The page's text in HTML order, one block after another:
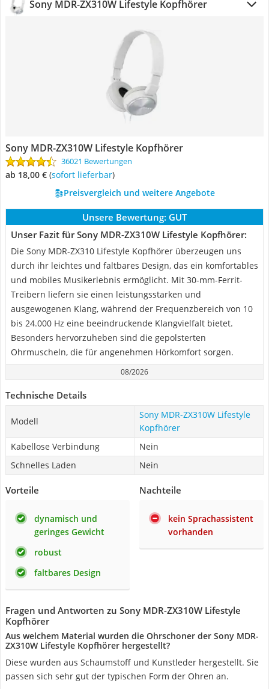
Sony MDR-ZX310W Lifestyle Kopfhörer
Sony MDR-ZX310W Lifestyle Kopfhörer
36021 Bewertungen
ab 18,00 € ( Sofort lieferbar)
Preisvergleich und weitere Angebote
Unsere Bewertung: GUT
Unser Fazit für Sony MDR-ZX310W Lifestyle Kopfhörer:
Die Sony MDR-ZX310 Lifestyle Kopfhörer überzeugen uns
durch ihr leichtes und faltbares Design, das ein komfortables
und mobiles Musikerlebnis ermöglicht. Mit 30-mm-Ferrit-
Treibern liefern sie einen leistungsstarken und
ausgewogenen Klang, während der Frequenzbereich von 10
bis 24.000 Hz eine beeindruckende Klangvielfalt bietet.
Besonders hervorzuheben sind die gepolsterten
Ohrmuscheln, die für angenehmen Hörkomfort sorgen.
08/2026
Technische Details
Modell
Sony MDR-ZX310W Lifestyle
Kopfhörer
Kabellose Verbindung
Nein
Schnelles Laden
Nein
Vorteile
dynamisch und
geringes Gewicht
robust
faltbares Design
Nachteile
kein Sprachassistent
vorhanden
Fragen und Antworten zu Sony MDR-ZX310W Lifestyle
Kopfhörer
Aus welchem Material wurden die Ohrschoner der Sony MDR-
ZX310W Lifestyle Kopfhörer hergestellt?
Diese wurden aus Schaumstoff und Kunstleder hergestellt. Sie
passen sich sehr gut der typischen Form der Ohren an.